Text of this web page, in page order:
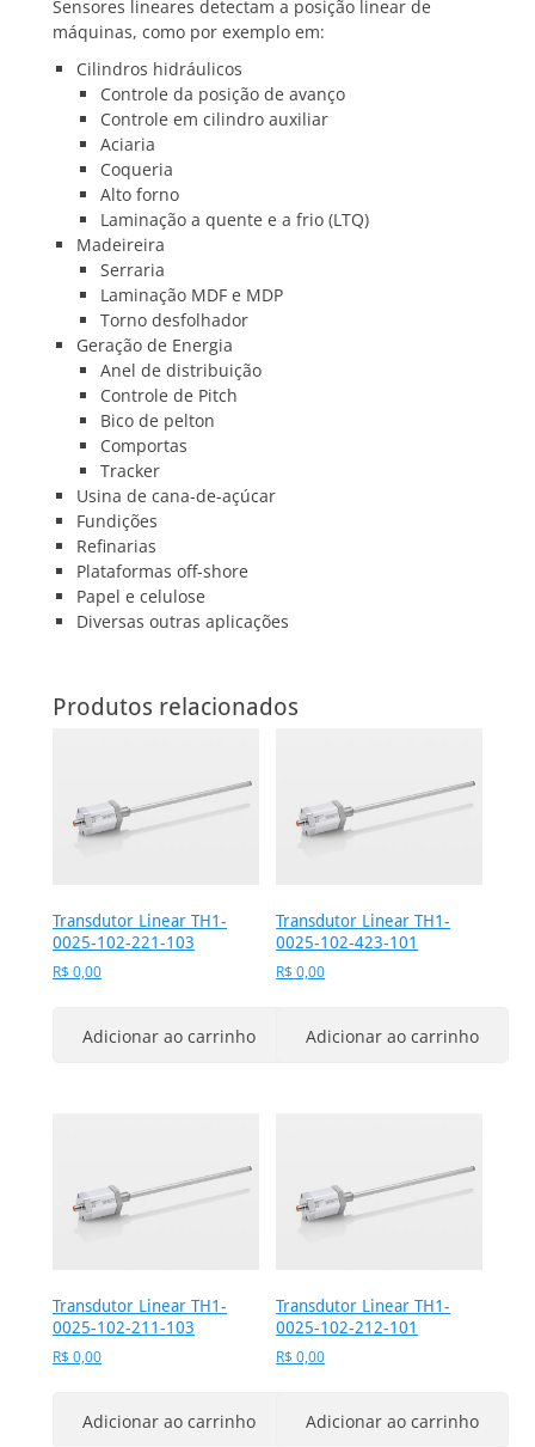
Sensores lineares detectam a posição linear de
máquinas, como por exemplo em:
Cilindros hidráulicos
Controle da posição de avanço
Controle em cilindro auxiliar
Aciaria
Coqueria
Alto forno
Laminação a quente e a frio (LTQ)
Madeireira
Serraria
Laminação MDF e MDP
Torno desfolhador
Geração de Energia
Anel de distribuição
Controle de Pitch
Bico de pelton
Comportas
Tracker
Usina de cana-de-açúcar
Fundições
Refinarias
Plataformas off-shore
Papel e celulose
Diversas outras aplicações
Produtos relacionados
Transdutor Linear TH1-
0025-102-221-103
R$ 0,00
Adicionar ao carrinho
Transdutor Linear TH1-
0025-102-423-101
R$ 0,00
Adicionar ao carrinho
Transdutor Linear TH1-
0025-102-211-103
R$ 0,00
Adicionar ao carrinho
Transdutor Linear TH1-
0025-102-212-101
R$ 0,00
Adicionar ao carrinho